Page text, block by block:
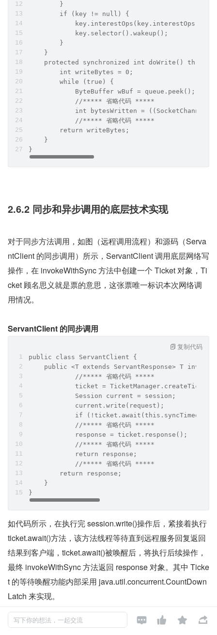
        }
        if (key != null) {
key.interestOps(key.interestOps() |
            key.selector().wakeup();
        }
    }
protected synchronized int doWrite() throws
        int writeBytes = 0;
        while (true) {
            ByteBuffer wBuf = queue.peek();
            //***** 省略代码 *****
int bytesWritten = ((SocketChannel)
            //***** 省略代码 *****
        return writeBytes;
    }
}
2.6.2 同步和异步调用的底层技术实现
对于同步方法调用，如图（远程调用流程）和源码（Serva
ntClient 的同步调用）所示，ServantClient 调用底层网络写
操作，在 invokeWithSync 方法中创建一个 Ticket 对象，Ti
cket 顾名思义就是票的意思，这张票唯一标识本次网络调
用情况。
ServantClient 的同步调用
public class ServantClient {
public <T extends ServantResponse> T
            //***** 省略代码 *****
ticket =
            Session current = session;
            current.write(request);
if (!ticket.await(this.syncTimeout,
            //***** 省略代码 *****
            response = ticket.response();
            //***** 省略代码 *****
            return response;
            //***** 省略代码 *****
        return response;
    }
}
复制代码
如代码所示，在执行完 session.write()操作后，紧接着执行
ticket.await()方法，该方法线程等待直到远程服务回复返回
结果到客户端，ticket.await()被唤醒后，将执行后续操作，
最终 invokeWithSync 方法返回 response 对象。其中 Ticke
t 的等待唤醒功能内部采用 java.util.concurrent.CountDown
Latch 来实现。
对于异步方法调用，将会执行 ServantClient.invokeWithAs
写下你的想法，一起交流    